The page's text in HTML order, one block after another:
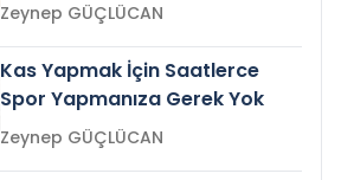
Zeynep GÜÇLÜCAN
Kas Yapmak İçin Saatlerce
Spor Yapmanıza Gerek Yok
Zeynep GÜÇLÜCAN